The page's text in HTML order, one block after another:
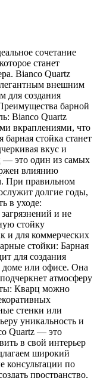
сочетание
станет
Bianco Quartz
внешним
для создания
барной
Bianco Quartz
вкраплениями, что
стойка станет
вкус и
— это один из самых
влиянию
При правильном
долгие годы,
в уходе:
и не
стойку
и для коммерческих
стойки: Барная
для создания
доме или офисе. Она
атмосферу
Кварц можно
стенки или
уникальность и
Quartz — это
в свой интерьер
широкий
консультации по
пространство,